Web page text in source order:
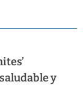
y